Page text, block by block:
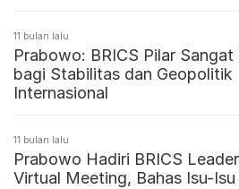
11 bulan lalu
Prabowo: BRICS Pilar Sangat
bagi Stabilitas dan Geopolitik
Internasional
11 bulan lalu
Prabowo Hadiri BRICS
Virtual Meeting, Bahas Isu-Isu